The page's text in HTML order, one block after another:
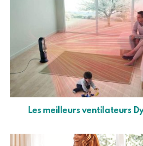
Les meilleurs ventilateurs